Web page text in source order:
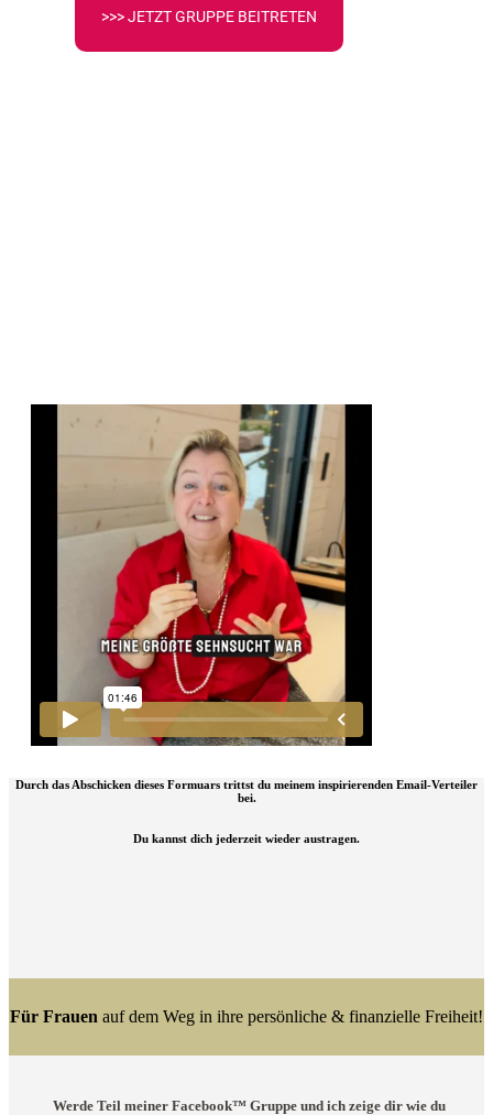
>>> JETZT GRUPPE BEITRETEN
Durch das Abschicken dieses Formuars trittst du meinem inspirierenden Email-Verteiler
bei.
Du kannst dich jederzeit wieder austragen.
Für Frauen auf dem Weg in ihre persönliche & finanzielle Freiheit!
Werde Teil meiner Facebook™ Gruppe und ich zeige dir wie du